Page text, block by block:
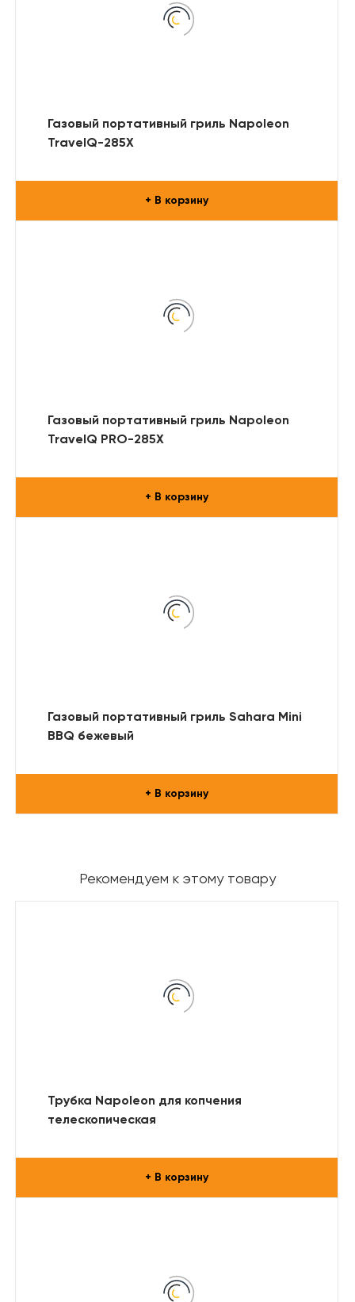
Газовый портативный гриль Napoleon
TravelQ-285X
+ В корзину
Газовый портативный гриль Napoleon
TravelQ PRO-285X
+ В корзину
Газовый портативный гриль Sahara Mini
BBQ бежевый
+ В корзину
Рекомендуем к этому товару
Трубка Napoleon для копчения
телескопическая
+ В корзину